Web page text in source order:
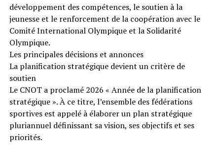
développement des compétences, le soutien à la
jeunesse et le renforcement de la coopération avec le
Comité International Olympique et la Solidarité
Olympique.
Les principales décisions et annonces
La planification stratégique devient un critère de
soutien
Le CNOT a proclamé 2026 « Année de la planification
stratégique ». À ce titre, l’ensemble des fédérations
sportives est appelé à élaborer un plan stratégique
pluriannuel définissant sa vision, ses objectifs et ses
priorités.